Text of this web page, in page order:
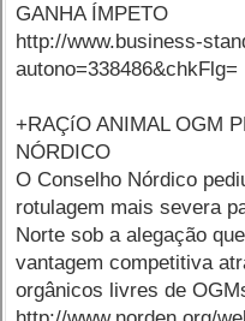
GANHA ÍMPETO
http://www.business-
autono=338486&chkFlg=
+RAÇíO ANIMAL OGM
NÓRDICO
O Conselho Nórdico
rotulagem mais severa
Norte sob a alegação
vantagem competitiva
orgânicos livres de